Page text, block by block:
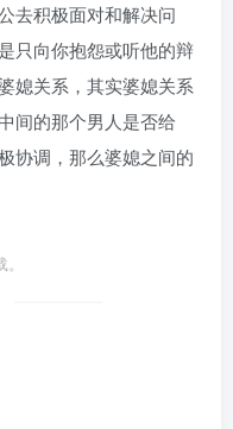
积极面对和解决问
只向你抱怨或听他的辩
媳关系，其实婆媳关系
间的那个男人是否给
协调，那么婆媳之间的